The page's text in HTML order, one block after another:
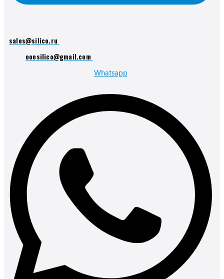
sales@silico.ru
ooosilico@gmail.com
Whatsapp